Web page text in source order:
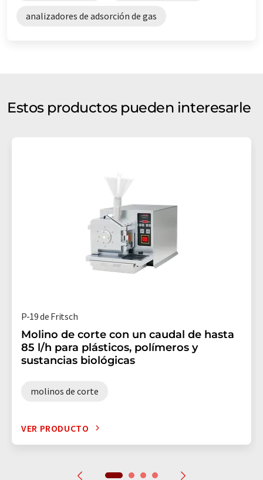
analizadores de adsorción de gas
Estos productos pueden interesarle
P-19 de Fritsch
Molino de corte con un caudal de hasta
85 l/h para plásticos, polímeros y
sustancias biológicas
molinos de corte
VER PRODUCTO